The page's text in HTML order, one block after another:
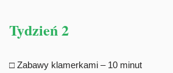
Tydzień 2
□ Zabawy klamerkami – 10 minut